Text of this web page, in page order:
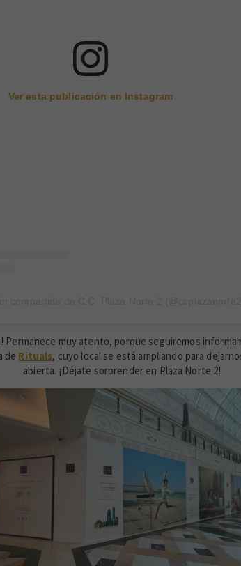
Ver esta publicación en Instagram
Permanece muy atento, porque seguiremos
de Rituals, cuyo local se está ampliando para
abierta. ¡Déjate sorprender en Plaza Norte 2!